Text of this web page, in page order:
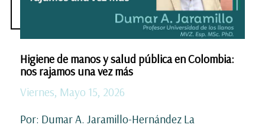
Higiene de manos y salud pública en Colombia:
nos rajamos una vez más
Viernes, Mayo 15, 2026
Por: Dumar A. Jaramillo-Hernández La